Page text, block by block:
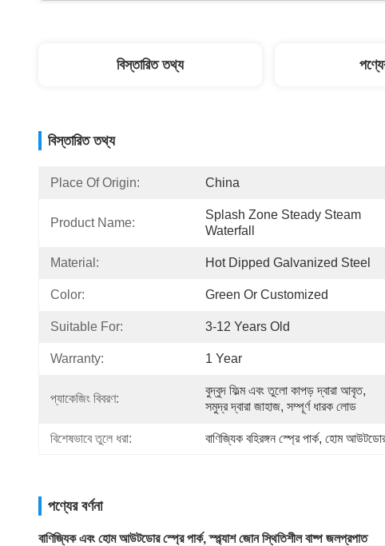
বিস্তারিত তথ্য
বিস্তারিত তথ্য
Place Of Origin: China
Product Name:
Splash Zone Steady Steam
Waterfall
Material: Hot Dipped Galvanized Steel
Color: Green Or Customized
Suitable For: 3-12 Years Old
Warranty: 1 Year
প্যাকেজিং বিবরণ:
বুদ্বুদ ফিল্ম এবং তুলো কাপড় দ্বারা আবৃত,
সমুদ্র দ্বারা জাহাজ, সম্পূর্ণ ধারক লোড
বিশেষভাবে তুলে ধরা: বাণিজ্যিক বহিরঙ্গন স্প্রে পার্ক, হোম আউটডোর
পণ্যের বর্ণনা
বাণিজ্যিক এবং হোম আউটডোর স্প্রে পার্ক, স্প্ল্যাশ জোন স্থিতিশীল বাষ্প জলপ্রপাত